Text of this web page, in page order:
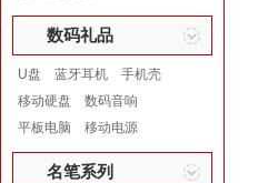
数码礼品
U盘 蓝牙耳机
手机壳
移动硬盘
数码音响
平板电脑
移动电源
名笔系列